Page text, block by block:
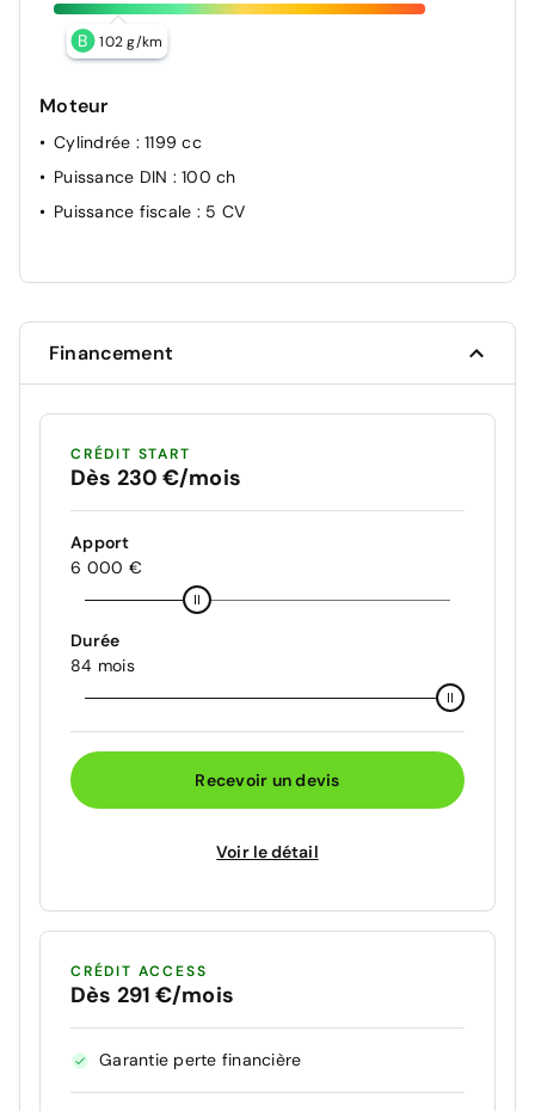
B 102 g/km
Moteur
Cylindrée : 1199 cc
Puissance DIN : 100 ch
Puissance fiscale : 5 CV
Financement
CRÉDIT START
Dès 230 €/mois
Apport
6 000 €
Durée
84 mois
Recevoir un devis
Voir le détail
CRÉDIT ACCESS
Dès 291 €/mois
Garantie perte financière